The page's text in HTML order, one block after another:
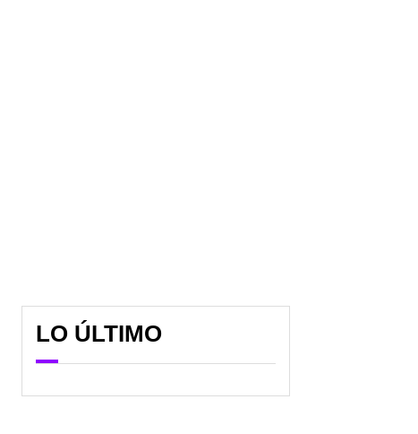
LO ÚLTIMO